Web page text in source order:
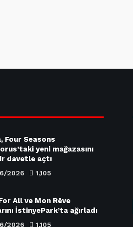
Four Seasons
yeni mağazasını
davetle açtı
2026 1,105
All ve Mon Rêve
İstinyePark’ta ağırladı
2026 1,105